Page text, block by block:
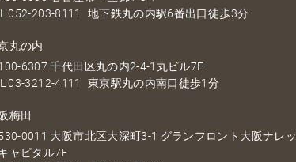
052-203-8111 地下鉄丸の内駅6番出口徒歩3分
丸の内
6307 千代田区丸の内2-4-1丸ビル7F
03-3212-4111 東京駅丸の内南口徒歩1分
梅田
0011 大阪市北区大深町3-1 グランフロント大阪ナレッ
ャピタル7F